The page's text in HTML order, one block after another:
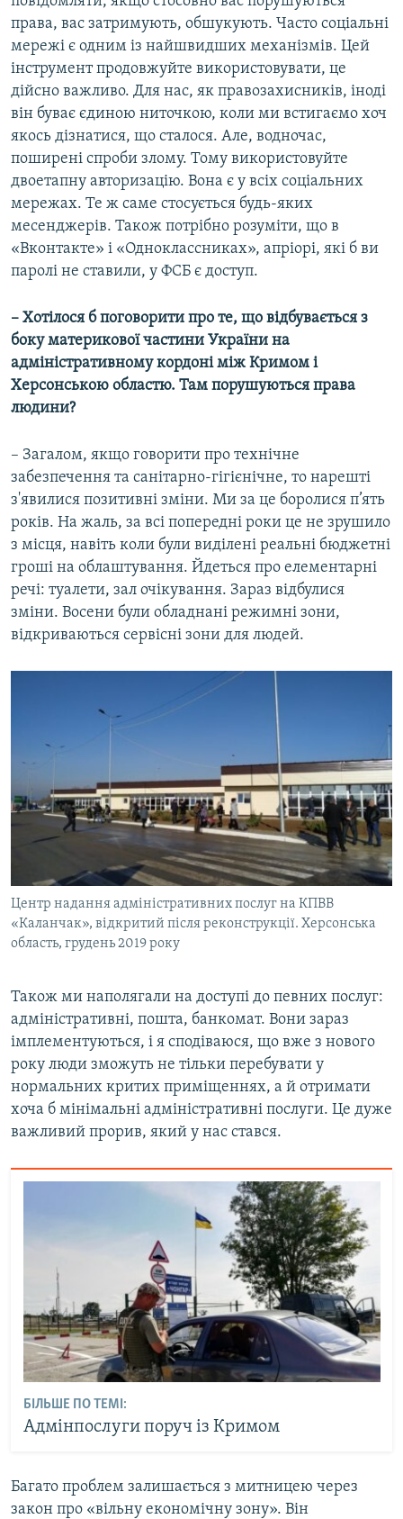
права, вас затримують, обшукують. Часто соціальні
мережі є одним із найшвидших механізмів. Цей
інструмент продовжуйте використовувати, це
дійсно важливо. Для нас, як правозахисників, іноді
він буває єдиною ниточкою, коли ми встигаємо хоч
якось дізнатися, що сталося. Але, водночас,
поширені спроби злому. Тому використовуйте
двоетапну авторизацію. Вона є у всіх соціальних
мережах. Те ж саме стосується будь-яких
месенджерів. Також потрібно розуміти, що в
«Вконтакте» і «Одноклассниках», апріорі, які б ви
паролі не ставили, у ФСБ є доступ.
– Хотілося б поговорити про те, що відбувається з
боку материкової частини України на
адміністративному кордоні між Кримом і
Херсонською областю. Там порушуються права
людини?
– Загалом, якщо говорити про технічне
забезпечення та санітарно-гігієнічне, то нарешті
з'явилися позитивні зміни. Ми за це боролися п’ять
років. На жаль, за всі попередні роки це не зрушило
з місця, навіть коли були виділені реальні бюджетні
гроші на облаштування. Йдеться про елементарні
речі: туалети, зал очікування. Зараз відбулися
зміни. Восени були обладнані режимні зони,
відкриваються сервісні зони для людей.
Центр надання адміністративних послуг на КПВВ
«Каланчак», відкритий після реконструкції. Херсонська
область, грудень 2019 року
Також ми наполягали на доступі до певних послуг:
адміністративні, пошта, банкомат. Вони зараз
імплементуються, і я сподіваюся, що вже з нового
року люди зможуть не тільки перебувати у
нормальних критих приміщеннях, а й отримати
хоча б мінімальні адміністративні послуги. Це дуже
важливий прорив, який у нас стався.
БІЛЬШЕ ПО ТЕМІ:
Адмінпослуги поруч із Кримом
Багато проблем залишається з митницею через
закон про «вільну економічну зону». Він